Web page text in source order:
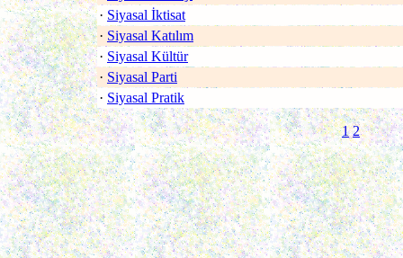
· Siyasal İktisat
· Siyasal Katılım
· Siyasal Kültür
· Siyasal Parti
· Siyasal Pratik
1 2